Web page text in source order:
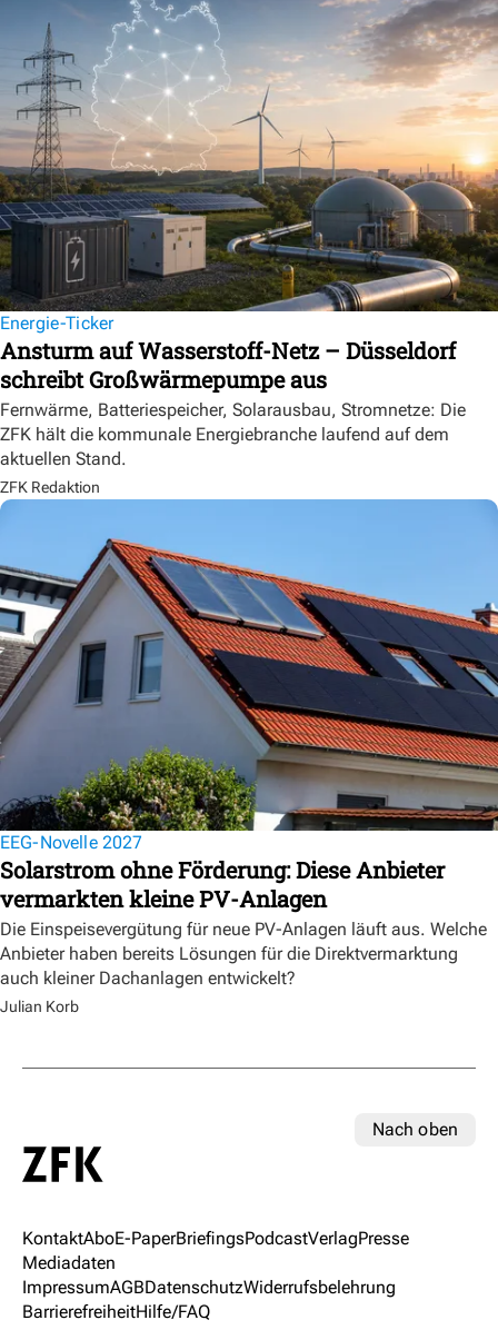
Energie-Ticker
Ansturm auf Wasserstoff-Netz – Düsseldorf
schreibt Großwärmepumpe aus
Fernwärme, Batteriespeicher, Solarausbau, Stromnetze: Die
ZFK hält die kommunale Energiebranche laufend auf dem
aktuellen Stand.
ZFK Redaktion
EEG-Novelle 2027
Solarstrom ohne Förderung: Diese Anbieter
vermarkten kleine PV-Anlagen
Die Einspeisevergütung für neue PV-Anlagen läuft aus. Welche
Anbieter haben bereits Lösungen für die Direktvermarktung
auch kleiner Dachanlagen entwickelt?
Julian Korb
Nach oben
KontaktAboE-PaperBriefingsPodcastVerlagPresse
Mediadaten
ImpressumAGBDatenschutzWiderrufsbelehrung
BarrierefreiheitHilfe/FAQ